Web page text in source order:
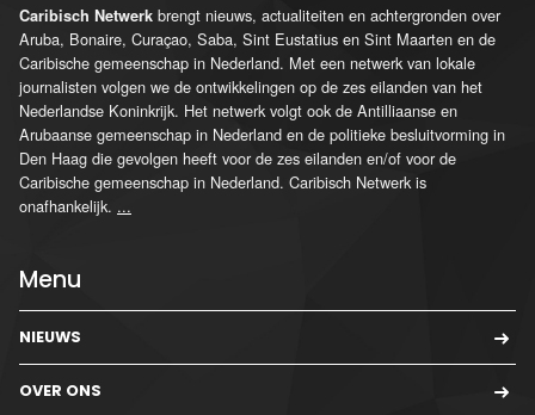
Caribisch Netwerk brengt nieuws, actualiteiten en achtergronden over
Aruba, Bonaire, Curaçao, Saba, Sint Eustatius en Sint Maarten en de
Caribische gemeenschap in Nederland. Met een netwerk van lokale
journalisten volgen we de ontwikkelingen op de zes eilanden van het
Nederlandse Koninkrijk. Het netwerk volgt ook de Antilliaanse en
Arubaanse gemeenschap in Nederland en de politieke besluitvorming in
Den Haag die gevolgen heeft voor de zes eilanden en/of voor de
Caribische gemeenschap in Nederland. Caribisch Netwerk is
onafhankelijk. ...
Menu
NIEUWS
OVER ONS